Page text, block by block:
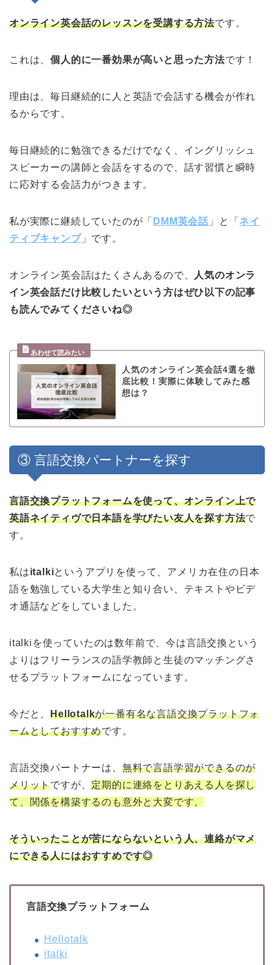
オンライン英会話のレッスンを受講する方法です。
これは、個人的に一番効果が高いと思った方法です！
理由は、毎日継続的に人と英語で会話する機会が作れ
るからです。
毎日継続的に勉強できるだけでなく、イングリッシュ
スピーカーの講師と会話をするので、話す習慣と瞬時
に応対する会話力がつきます。
私が実際に継続していたのが「 DMM英会話 」と「 ネイ
ティブキャンプ」です。
オンライン英会話はたくさんあるので、
人気のオンラ
イン英会話だけ比較したいという方はぜひ以下の記事
も読んでみてくださいね◎
人気のオンライン英会話4選を徹
底比較！実際に体験してみた感
想は？
③ 言語交換パートナーを探す
言語交換プラットフォームを使って、オンライン上で
英語ネイティヴで日本語を学びたい友人を探す方法で
す。
私はitalkiというアプリを使って、アメリカ在住の日本
語を勉強している大学生と知り合い、テキストやビデ
オ通話などをしていました。
italkiを使っていたのは数年前で、今は言語交換という
よりはフリーランスの語学教師と生徒のマッチングさ
せるプラットフォームになっています。
今だと、Hellotalkが一番有名な言語交換プラットフォ
ームとしておすすめです。
言語交換パートナーは、 無料で言語学習ができるのが
メリットですが、 定期的に連絡をとりあえる人を探し
て、関係を構築するのも意外と大変です。
そういったことが苦にならないという人、連絡がマメ
にできる人にはおすすめです◎
言語交換プラットフォーム
Hellotalk
italki